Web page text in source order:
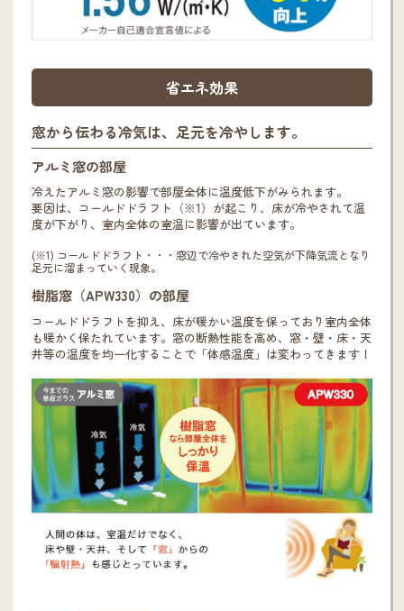
省エネ効果
窓から伝わる冷気は、足元を冷やします。
アルミ窓の部屋
冷えたアルミ窓の影響で部屋全体に温度低下がみられます。
要因は、コールドドラフト（※1）が起こり、床が冷やされて温
度が下がり、室内全体の室温に影響が出ています。
(※1) コールドドラフト・・・窓辺で冷やされた空気が下降気流となり
足元に溜まっていく現象。
樹脂窓（APW330）の部屋
コールドドラフトを抑え、床が暖かい温度を保っており室内全体
も暖かく保たれています。窓の断熱性能を高め、窓・壁・床・天
井等の温度を均一化することで「体感温度」は変わってきます！